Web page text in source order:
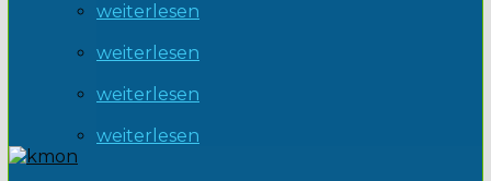
weiterlesen
weiterlesen
weiterlesen
weiterlesen